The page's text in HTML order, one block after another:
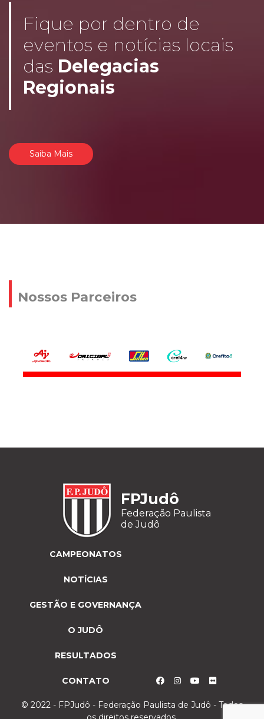
Fique por dentro de
eventos e notícias locais
das Delegacias
Regionais
Saiba Mais
Nossos Parceiros
FPJudô
Federação Paulista
de Judô
CAMPEONATOS
NOTÍCIAS
GESTÃO E GOVERNANÇA
O JUDÔ
RESULTADOS
CONTATO
© 2022 - FPJudô - Federação Paulista de Judô - Todos